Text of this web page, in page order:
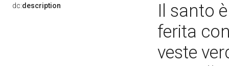
dc:description
Il santo
ferita
veste